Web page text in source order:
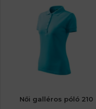
Női galléros póló 210